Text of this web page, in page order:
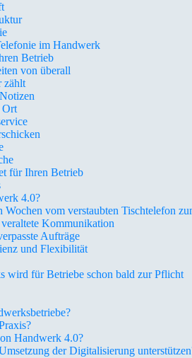
im Handwerk
Betrieb
von überall
zählt
Ort
für Ihren Betrieb
4.0?
vom verstaubten Tischtelefon
Kommunikation
Aufträge
und Flexibilität
wird für Betriebe schon bald zur Pflicht
Handwerk 4.0?
der Digitalisierung